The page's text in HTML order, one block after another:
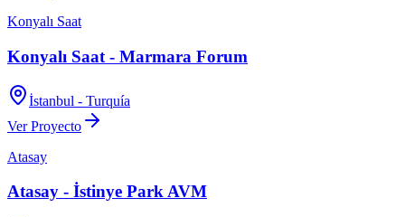
Konyalı Saat
Konyalı Saat - Marmara Forum
İstanbul - Turquía
Ver Proyecto
Atasay
Atasay - İstinye Park AVM